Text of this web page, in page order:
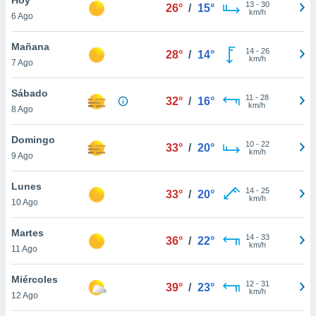
en
más
nuestra
de
cookies
aceptar
6 Ago
26° / 15° 13- 30
km/h
Mañana
7 Ago
28° / 14° 14- 26
km/h
Sábado
8 Ago
32° / 16° 11 - 28
km/h
Domingo
9 Ago
33° / 20° 10- 22
km/h
Lunes
10 Ago
33° / 20° 14- 25
km/h
Martes
11 Ago
36° / 22° 14- 33
km/h
Miércoles
12 Ago
39° / 23° 12- 31
km/h